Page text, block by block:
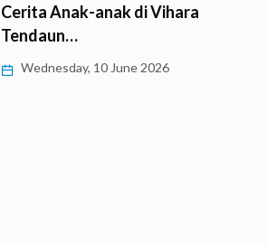
Cerita Anak-anak di Vihara
Tendaun…
Wednesday, 10 June 2026